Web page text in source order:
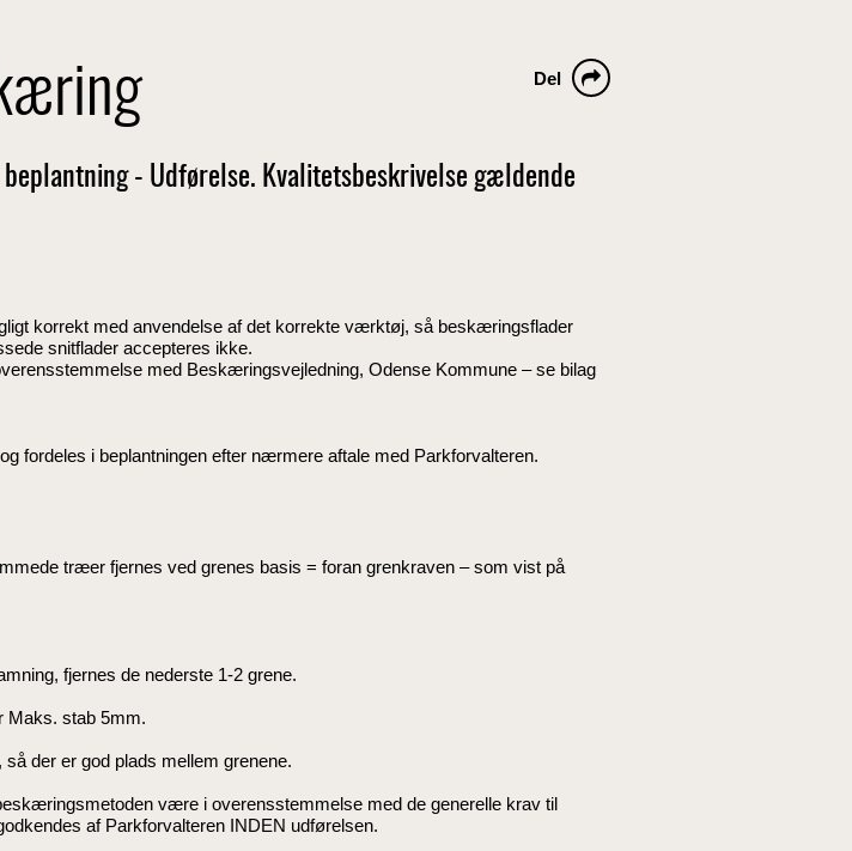
Del
- Udførelse. Kvalitetsbeskrivelse gældende
korrekt med anvendelse af det korrekte værktøj, så beskæringsflader
snitflader accepteres ikke.
med Beskæringsvejledning, Odense Kommune – se bilag
fordeles i beplantningen efter nærmere aftale med Parkforvalteren.
træer fjernes ved grenes basis = foran grenkraven – som vist på
fjernes de nederste 1-2 grene.
Maks. stab 5mm.
der er god plads mellem grenene.
være i overensstemmelse med de generelle krav til
af Parkforvalteren INDEN udførelsen.